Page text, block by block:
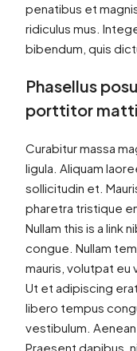
penatibus et
ridiculus mus.
bibendum, quis
Phasellus
porttitor
Curabitur massa
ligula. Aliquam
sollicitudin et.
pharetra tristique
Nullam this is a link
congue. Nullam
mauris, volutpat eu
Ut et adipiscing
libero tempus
vestibulum.
Praesent dapibus,